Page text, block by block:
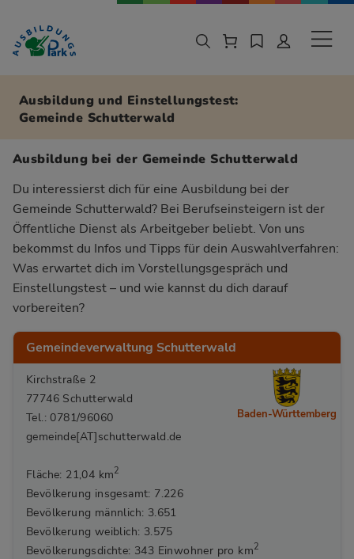
Zur Navigation springen
Zu den Hauptinhalten springen
Ausbildung und Einstellungstest:
Gemeinde Schutterwald
Ausbildung bei der Gemeinde Schutterwald
Du interessierst dich für eine Ausbildung bei der
Gemeinde Schutterwald? Bei Berufseinsteigern ist der
Öffentliche Dienst als Arbeitgeber beliebt. Von uns
bekommst du Infos und Tipps für dein Auswahlverfahren:
Was erwartet dich im Vorstellungsgespräch und
Einstellungstest – und wie kannst du dich darauf
vorbereiten?
Gemeindeverwaltung Schutterwald
Kirchstraße 2
77746 Schutterwald
Tel.: 0781/96060
gemeinde[AT]schutterwald.de
Fläche: 21,04 km2
Bevölkerung insgesamt: 7.226
Bevölkerung männlich: 3.651
Bevölkerung weiblich: 3.575
Bevölkerungsdichte: 343 Einwohner pro km2
Baden-Württemberg